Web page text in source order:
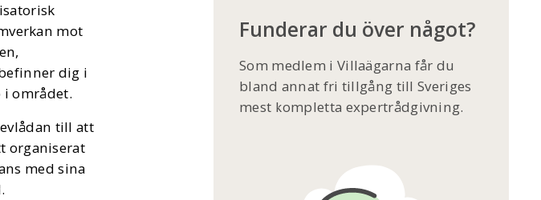
mot
dig i
i området.
till att
organiserat
med sina
Funderar du över något?
Som medlem i Villaägarna får du
bland annat fri tillgång till Sveriges
mest kompletta expertrådgivning.